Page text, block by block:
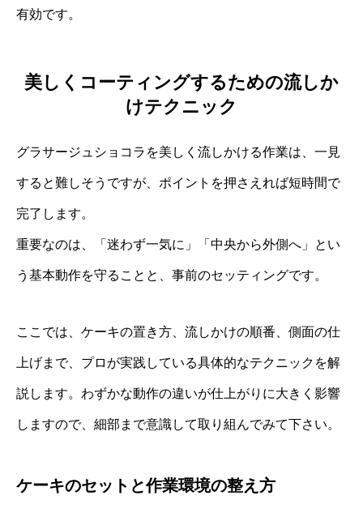
有効です。
美しくコーティングするための流しか
けテクニック
グラサージュショコラを美しく流しかける作業は、一見
すると難しそうですが、ポイントを押さえれば短時間で
完了します。
重要なのは、「迷わず一気に」「中央から外側へ」とい
う基本動作を守ることと、事前のセッティングです。
ここでは、ケーキの置き方、流しかけの順番、側面の仕
上げまで、プロが実践している具体的なテクニックを解
説します。わずかな動作の違いが仕上がりに大きく影響
しますので、細部まで意識して取り組んでみて下さい。
ケーキのセットと作業環境の整え方